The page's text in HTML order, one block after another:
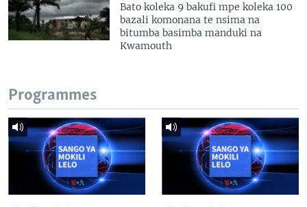
Bato koleka 9 bakufi mpe koleka 100
bazali komonana te nsima na
bitumba basimba manduki na
Kwamouth
Programmes